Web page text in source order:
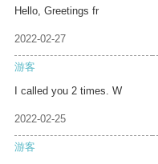
Hello, Greetings fr
2022-02-27
游客
I called you 2 times. W
2022-02-25
游客